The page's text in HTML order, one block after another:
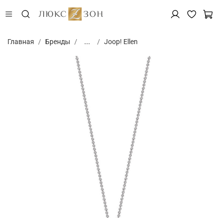
Главная Бренды ... Joop! Ellen